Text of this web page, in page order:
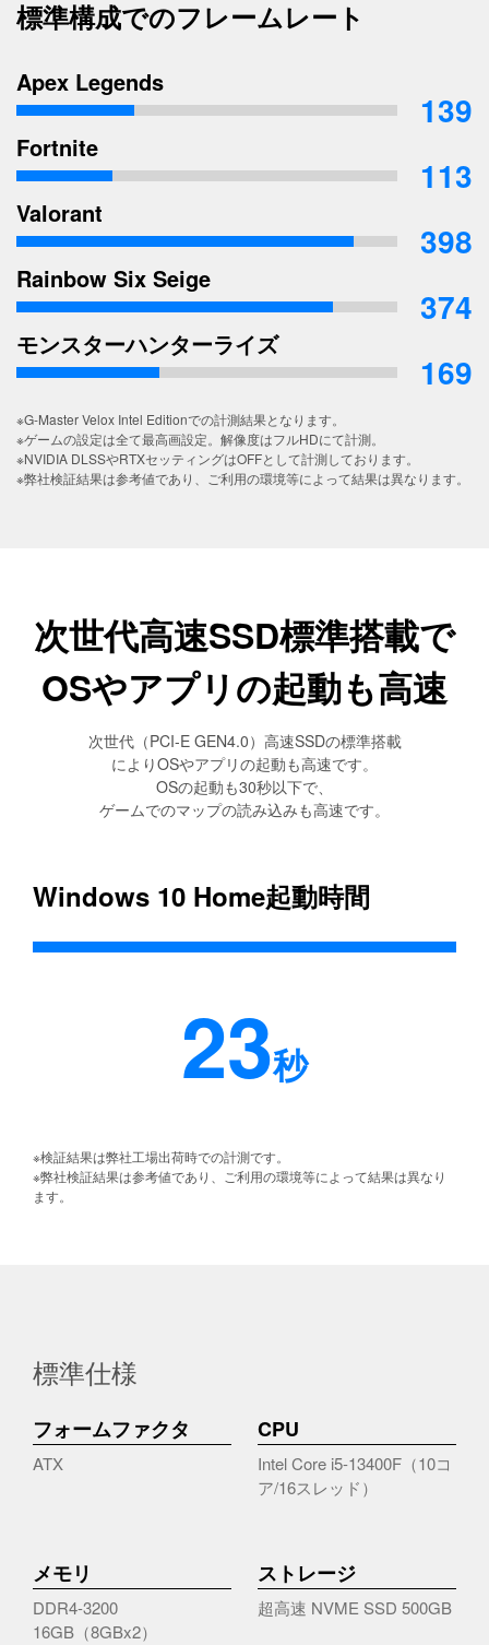
標準構成でのフレームレート
Apex Legends
139
Fortnite
113
Valorant
398
Rainbow Six Seige
374
モンスターハンターライズ
169
※G-Master Velox Intel Editionでの計測結果となります。
※ゲームの設定は全て最高画設定。解像度はフルHDにて計測。
※NVIDIA DLSSやRTXセッティングはOFFとして計測しております。
※弊社検証結果は参考値であり、ご利用の環境等によって結果は異なります。
次世代高速SSD標準搭載で
OSやアプリの起動も高速
次世代（PCI-E GEN4.0）高速SSDの標準搭載
によりOSやアプリの起動も高速です。
OSの起動も30秒以下で、
ゲームでのマップの読み込みも高速です。
Windows 10 Home起動時間
23秒
※検証結果は弊社工場出荷時での計測です。
※弊社検証結果は参考値であり、ご利用の環境等によって結果は異なり
ます。
標準仕様
フォームファクタ
ATX
CPU
Intel Core i5-13400F（10コ
ア/16スレッド）
メモリ
DDR4-3200
16GB（8GBx2）
ストレージ
超高速 NVME SSD 500GB